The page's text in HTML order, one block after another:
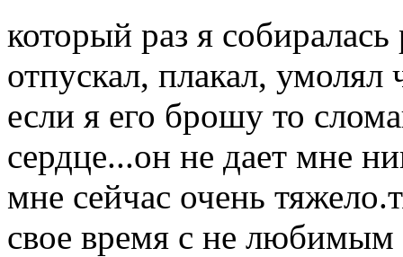
который раз я
отпускал, плакал, умолял
если я его брошу то
сердце...он не дает мне
мне сейчас очень
свое время с не любимым